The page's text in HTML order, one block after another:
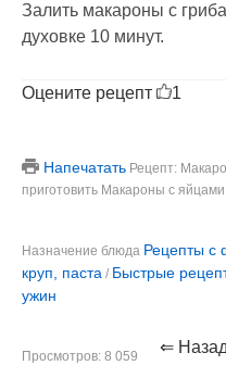
Залить макароны с
духовке 10 минут.
Оцените рецепт 1
Напечатать Рецепт:
приготовить Макароны с
Назначение блюда Рецепты с
круп, паста / Быстрые
ужин
Просмотров: 8 059 ⇐